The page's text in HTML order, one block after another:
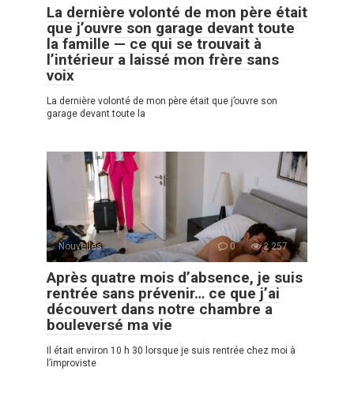
La dernière volonté de mon père était
que j’ouvre son garage devant toute
la famille — ce qui se trouvait à
l’intérieur a laissé mon frère sans
voix
La dernière volonté de mon père était que j’ouvre son
garage devant toute la
Nouvelles 0 2 257
Après quatre mois d’absence, je suis
rentrée sans prévenir… ce que j’ai
découvert dans notre chambre a
bouleversé ma vie
Il était environ 10 h 30 lorsque je suis rentrée chez moi à
l’improviste